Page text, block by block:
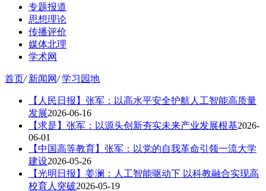
专题报道
思想理论
传播评价
媒体北理
学术网
首页/ 新闻网/ 学习园地
【人民日报】张军：以高水平安全护航人工智能高质量
发展2026-06-16
【求是】张军：以源头创新夯实未来产业发展根基2026-
06-01
【中国高等教育】张军：以党的自我革命引领一流大学
建设2026-05-26
【光明日报】姜澜：人工智能驱动下 以科教融合实现高
校育人突破2026-05-19